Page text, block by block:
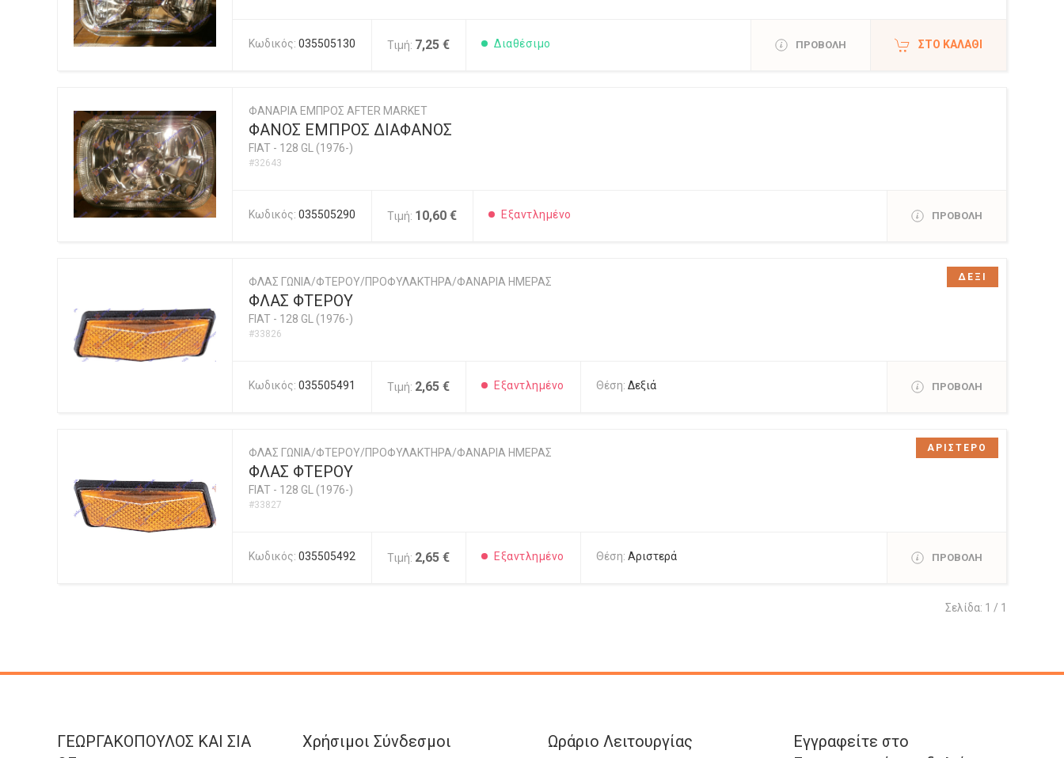
Κωδικός: 035505130 Τιμή: 7,25 € Διαθέσιμο ΠΡΟΒΟΛΗ ΣΤΟ ΚΑΛΆΘΙ
ΦΑΝΑΡΙΑ ΕΜΠΡΟΣ AFTER MARKET
ΦΑΝΟΣ ΕΜΠΡΟΣ ΔΙΑΦΑΝΟΣ
FIAT - 128 GL (1976-)
#32643
Κωδικός: 035505290 Τιμή: 10,60 € Εξαντλημένο ΠΡΟΒΟΛΗ
ΦΛΑΣ ΓΩΝΙΑ/ΦΤΕΡΟΥ/ΠΡΟΦΥΛΑΚΤΗΡΑ/ΦΑΝΑΡΙΑ ΗΜΕΡΑΣ
ΦΛΑΣ ΦΤΕΡΟΥ
FIAT - 128 GL (1976-)
#33826
Κωδικός: 035505491 Τιμή: 2,65 € Εξαντλημένο Θέση: Δεξιά ΠΡΟΒΟΛΗ
ΔΕΞΙ
ΦΛΑΣ ΓΩΝΙΑ/ΦΤΕΡΟΥ/ΠΡΟΦΥΛΑΚΤΗΡΑ/ΦΑΝΑΡΙΑ ΗΜΕΡΑΣ
ΦΛΑΣ ΦΤΕΡΟΥ
FIAT - 128 GL (1976-)
#33827
Κωδικός: 035505492 Τιμή: 2,65 € Εξαντλημένο Θέση: Αριστερά ΠΡΟΒΟΛΗ
ΑΡΙΣΤΕΡΟ
Σελίδα: 1 / 1
ΓΕΩΡΓΑΚΟΠΟΥΛΟΣ KAI ΣΙΑ
Χρήσιμοι Σύνδεσμοι Ωράριο Λειτουργίας
Εγγραφείτε στο